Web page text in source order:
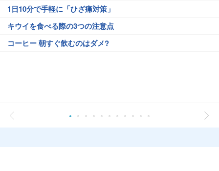
1日10分で手軽に「ひざ痛対策」
キウイを食べる際の3つの注意点
コーヒー 朝すぐ飲むのはダメ?